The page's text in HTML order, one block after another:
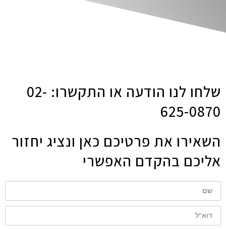
שלחו לנו הודעה או התקשרו: 02-
625-0870
השאירו את פרטיכם כאן ונציג יחזור
אליכם בהקדם האפשרי
שם
דוא"ל